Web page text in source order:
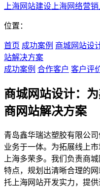
上海网站建设 上海网络营销
位置：
首页 成功案例 商城网站设
站解决方案
成功案例 合作客户 客户评
商城网站设计：
商网站解决方案
青岛鑫华瑞达塑胶有限公
业务于一体。为拓展线上
上海多荣多。我们负责商
特点，规划出清晰合理的
托上海网站开发实力，提